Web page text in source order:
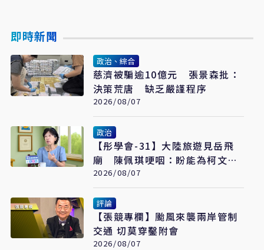
即時新聞
政治、綜合
慈濟被騙逾10億元 張景森批：
決策荒唐 缺乏嚴謹程序
2026/08/07
政治
【彤學會-31】大陸旅遊見岳飛
廟 陳佩琪哽咽：盼能為柯文哲
京華城案平反
2026/08/07
評論
【張競專欄】颱風來襲兩岸管制
交通 切莫穿鑿附會
2026/08/07